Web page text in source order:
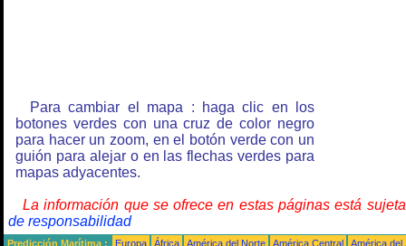
Para cambiar el mapa : haga clic en los
botones verdes con una cruz de color negro
para hacer un zoom, en el botón verde con un
guión para alejar o en las flechas verdes para
mapas adyacentes.
La información que se ofrece en estas páginas está
de responsabilidad
Predicción Marítima : Europa África América del Norte América Central
América del